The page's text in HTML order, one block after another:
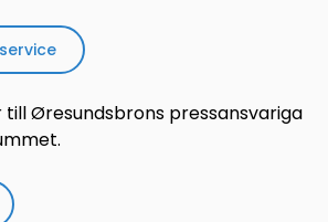
Øresundsbrons pressansvariga